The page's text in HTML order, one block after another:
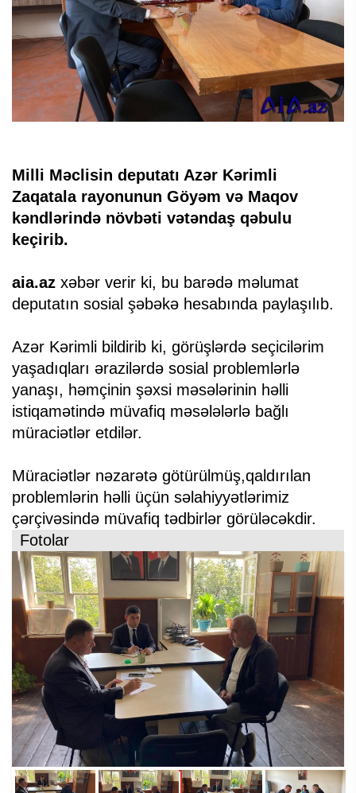
Milli Məclisin deputatı Azər Kərimli
Zaqatala rayonunun Göyəm və Maqov
kəndlərində növbəti vətəndaş qəbulu
keçirib.
aia.az xəbər verir ki, bu barədə məlumat
deputatın sosial şəbəkə hesabında paylaşılıb.
Azər Kərimli bildirib ki, görüşlərdə seçicilərim
yaşadıqları ərazilərdə sosial problemlərlə
yanaşı, həmçinin şəxsi məsələrinin həlli
istiqamətində müvafiq məsələlərlə bağlı
müraciətlər etdilər.
Müraciətlər nəzarətə götürülmüş,qaldırılan
problemlərin həlli üçün səlahiyyətlərimiz
çərçivəsində müvafiq tədbirlər görüləcəkdir.
Fotolar